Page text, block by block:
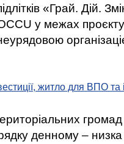
«Грай. Дій.
у межах
житло для ВПО
громад
денному –